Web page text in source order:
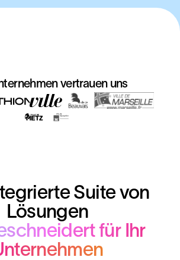
vertrauen uns
Suite von
Lösungen
für Ihr